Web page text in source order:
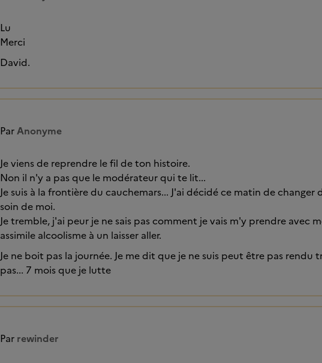
Lu
Merci
David.
ParAnonyme
Je viens de reprendre le fil de ton histoire.
Non il n'y a pas que le modérateur qui te lit...
Je suis à la frontière du cauchemars... J'ai décidé ce matin de
soin de moi.
Je tremble, j'ai peur je ne sais pas comment je vais m'y prendre avec
assimile alcoolisme à un laisser aller.
Je ne boit pas la journée. Je me dit que je ne suis peut être pas rendu
pas... 7 mois que je lutte
Par rewinder